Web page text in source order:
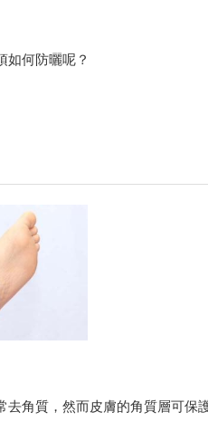
如何防曬呢？
角質，然而皮膚的角質層可保